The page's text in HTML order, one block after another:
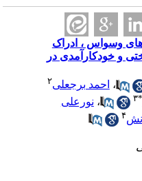
وسواس ، ادراک
و خودکارآمدی در
،احمد برجعلی
۳ ،نورعلی